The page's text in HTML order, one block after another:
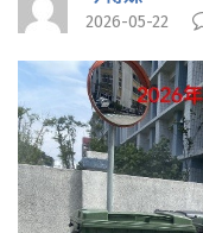
2026-05-22